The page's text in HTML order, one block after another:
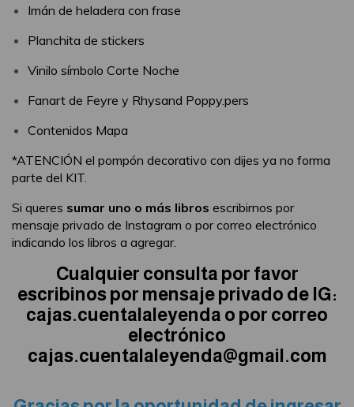
Imán de heladera con frase
Planchita de stickers
Vinilo símbolo Corte Noche
Fanart de Feyre y Rhysand Poppy.pers
Contenidos Mapa
*ATENCIÓN el pompón decorativo con dijes ya no forma
parte del KIT.
Si queres sumar uno o más libros escribirnos por
mensaje privado de Instagram o por correo electrónico
indicando los libros a agregar.
Cualquier consulta por favor
escribinos por mensaje privado de IG:
cajas.cuentalaleyenda o por correo
electrónico
cajas.cuentalaleyenda@gmail.com